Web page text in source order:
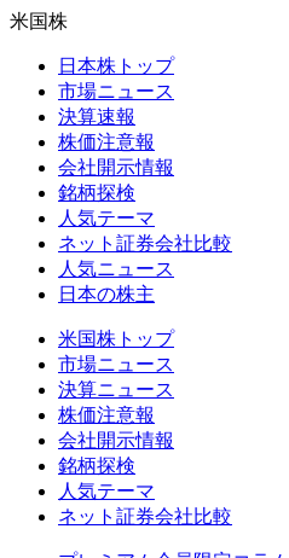
米国株
日本株トップ
市場ニュース
決算速報
株価注意報
会社開示情報
銘柄探検
人気テーマ
ネット証券会社比較
人気ニュース
日本の株主
米国株トップ
市場ニュース
決算ニュース
株価注意報
会社開示情報
銘柄探検
人気テーマ
ネット証券会社比較